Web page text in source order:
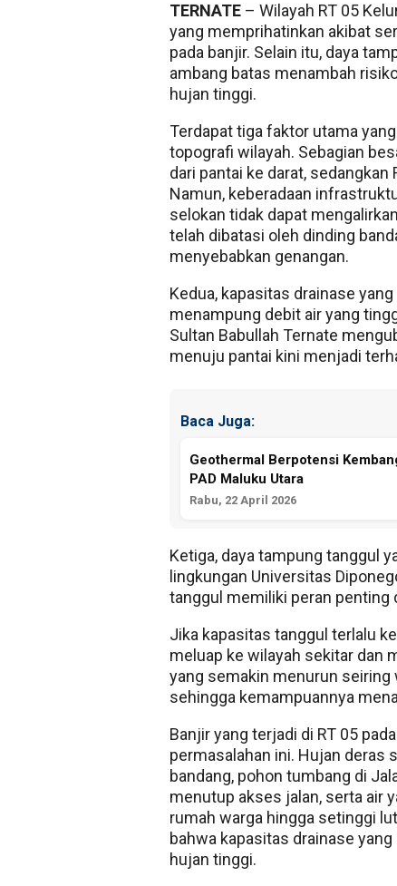
TERNATE – Wilayah RT 05
yang memprihatinkan akibat
pada banjir. Selain itu, daya
ambang batas menambah
hujan tinggi.
Terdapat tiga faktor utama
topografi wilayah. Sebagian
dari pantai ke darat,
Namun, keberadaan
selokan tidak dapat
telah dibatasi oleh dinding
menyebabkan genangan.
Kedua, kapasitas drainase
menampung debit air yang
Sultan Babullah Ternate
menuju pantai kini menjadi
Baca Juga:
Geothermal Berpotensi
PAD Maluku Utara
Rabu, 22 April 2026
Ketiga, daya tampung tanggul
lingkungan Universitas
tanggul memiliki peran penting
Jika kapasitas tanggul terlalu
meluap ke wilayah sekitar dan
yang semakin menurun
sehingga kemampuannya
Banjir yang terjadi di RT 05
permasalahan ini. Hujan deras
bandang, pohon tumbang di
menutup akses jalan, serta air
rumah warga hingga setinggi
bahwa kapasitas drainase
hujan tinggi.